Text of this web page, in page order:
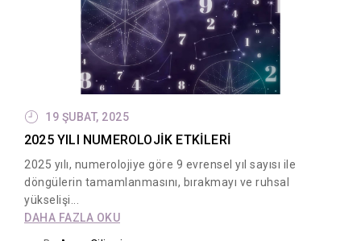
19 ŞUBAT, 2025
2025 YILI NUMEROLOJİK ETKİLERİ
2025 yılı, numerolojiye göre 9 evrensel yıl sayısı ile
döngülerin tamamlanmasını, bırakmayı ve ruhsal
yükselişi...
DAHA FAZLA OKU